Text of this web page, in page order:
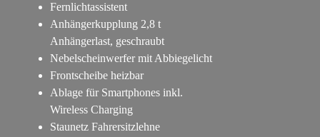
Fernlichtassistent
Anhängerkupplung 2,8 t
Anhängerlast, geschraubt
Nebelscheinwerfer mit Abbiegelicht
Frontscheibe heizbar
Ablage für Smartphones inkl.
Wireless Charging
Staunetz Fahrersitzlehne